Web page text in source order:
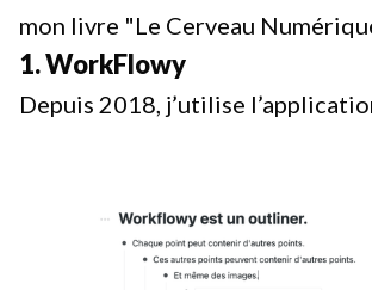
mon livre "Le Cerveau
1. WorkFlowy
Depuis 2018, j’utilise